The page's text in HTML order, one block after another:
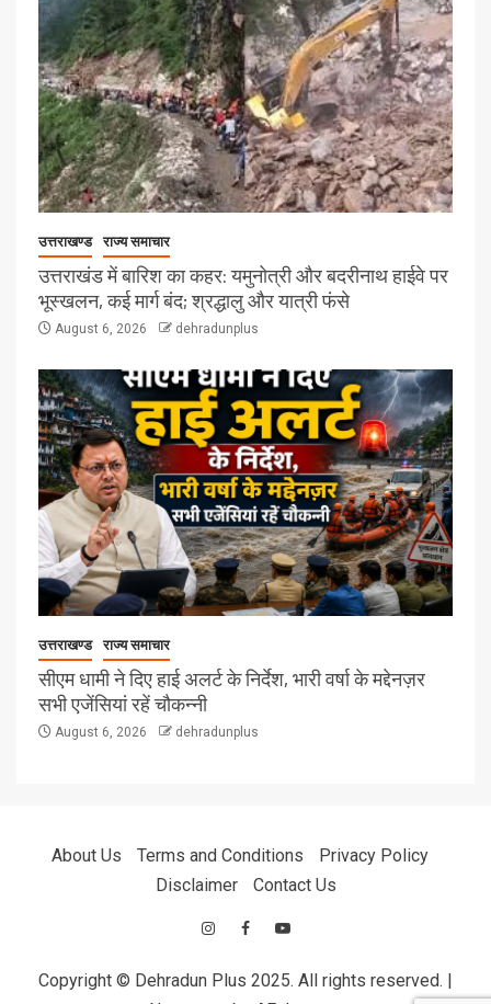
उत्तराखण्ड राज्य समाचार
उत्तराखंड में बारिश का कहर: यमुनोत्री और बदरीनाथ हाईवे पर
भूस्खलन, कई मार्ग बंद; श्रद्धालु और यात्री फंसे
August 6, 2026 dehradunplus
उत्तराखण्ड राज्य समाचार
सीएम धामी ने दिए हाई अलर्ट के निर्देश, भारी वर्षा के मद्देनज़र
सभी एजेंसियां रहें चौकन्नी
August 6, 2026 dehradunplus
About Us Terms and Conditions
Privacy Policy
Disclaimer
Contact Us
Copyright © Dehradun Plus 2025. All rights reserved.